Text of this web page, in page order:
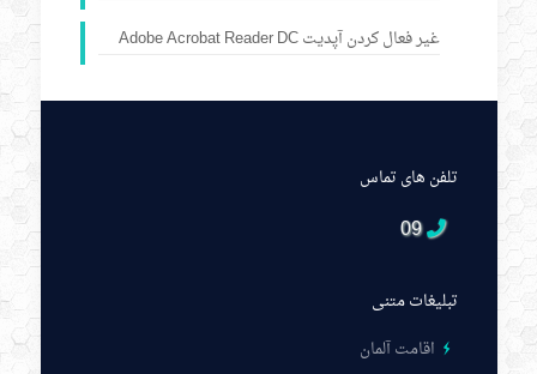
غیر فعال کردن آپدیت Adobe Acrobat Reader DC
تلفن های تماس
09
تبلیغات متنی
اقامت آلمان